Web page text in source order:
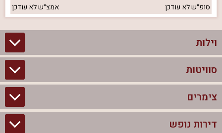
סופ״שלא עודכן אמצ״שלא עודכן
וילות
וילות בצפון
וילות להשכרה
סוויטות
סוויטות בצפון
צימרים לזוגות עם בריכה פרטית
צימרים
צימרים בצפון
דירות נופש